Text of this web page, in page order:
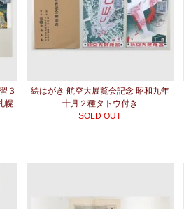
３
幌
絵はがき 航空大展覧会記念 昭和九年
十月２種タトウ付き
SOLD OUT